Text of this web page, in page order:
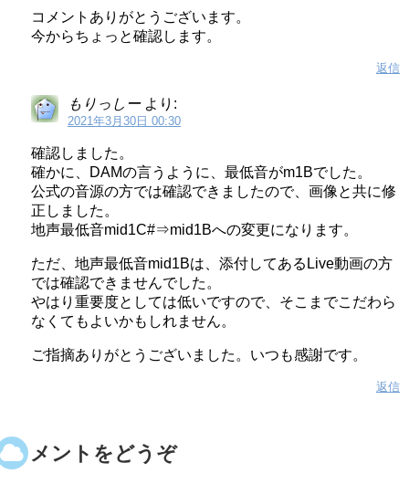
コメントありがとうございます。
今からちょっと確認します。
返信
もりっしー より:
2021年3月30日 00:30
確認しました。
確かに、DAMの言うように、最低音がm1Bでした。
公式の音源の方では確認できましたので、画像と共に修
正しました。
地声最低音mid1C#⇒mid1Bへの変更になります。
ただ、地声最低音mid1Bは、添付してあるLive動画の方
では確認できませんでした。
やはり重要度としては低いですので、そこまでこだわら
なくてもよいかもしれません。
ご指摘ありがとうございました。いつも感謝です。
返信
コメントをどうぞ